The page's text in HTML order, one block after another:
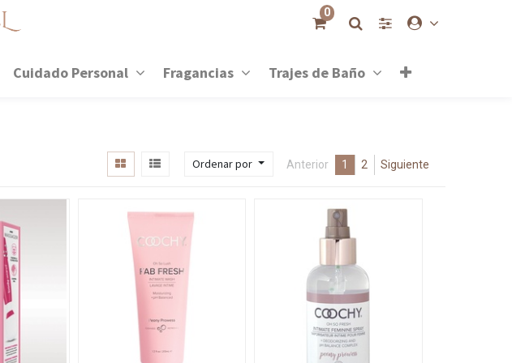
0
Cuidado Personal Fragancias Trajes de Baño
Anterior 1 2 Siguiente
Ordenar por